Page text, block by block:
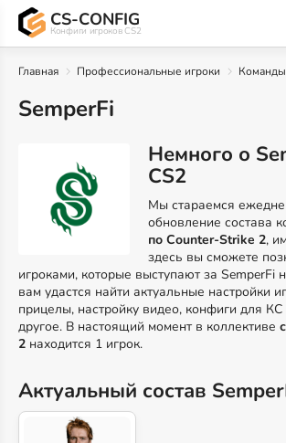
CS-CONFIG
Конфиги игроков CS2
Главная Профессиональные игроки Команды
SemperFi
Немного о
CS2
Мы стараемся
обновление состава
по Counter-Strike 2,
здесь вы сможете
игроками, которые выступают за SemperFi
вам удастся найти актуальные настройки
прицелы, настройку видео, конфиги для КС
другое. В настоящий момент в коллективе
2 находится 1 игрок.
Актуальный состав